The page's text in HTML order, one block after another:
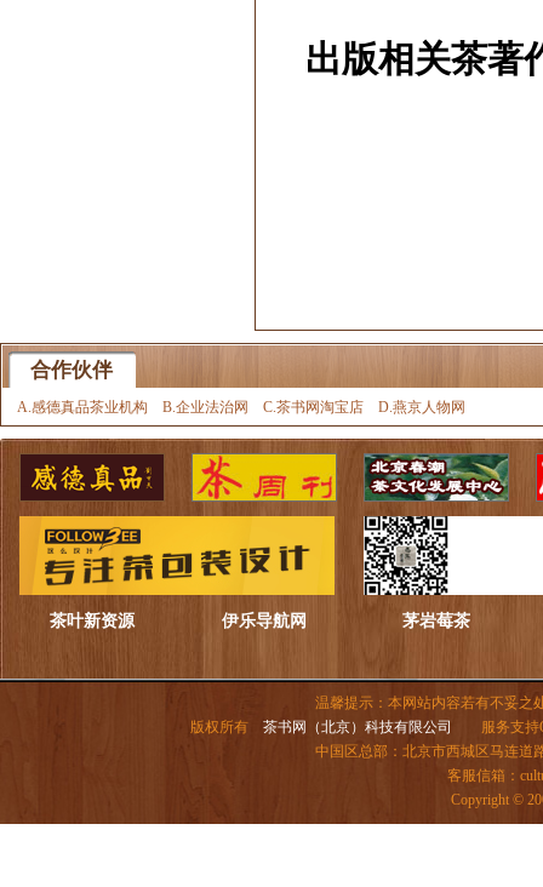
出版相关茶著
合作伙伴
A.感德真品茶业机构 B.企业法治网 C.茶书网淘宝店 D.燕京人物网
茶叶新资源 伊乐导航网 茅岩莓茶
温馨提示：本网站内容若有不妥之
版权所有茶书网（北京）科技有限公司
服务支持
中国区总部：北京市西城区马连道
客服信箱：
Copyright ©